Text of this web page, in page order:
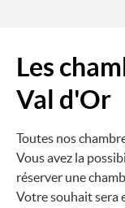
Les
Val d'Or
Toutes nos
Vous avez la
réserver une
Votre souhait sera